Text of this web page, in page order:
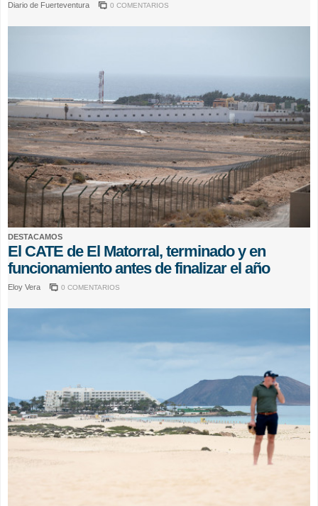
Diario de Fuerteventura 0 COMENTARIOS
DESTACAMOS
El CATE de El Matorral, terminado y en
funcionamiento antes de finalizar el año
Eloy Vera 0 COMENTARIOS